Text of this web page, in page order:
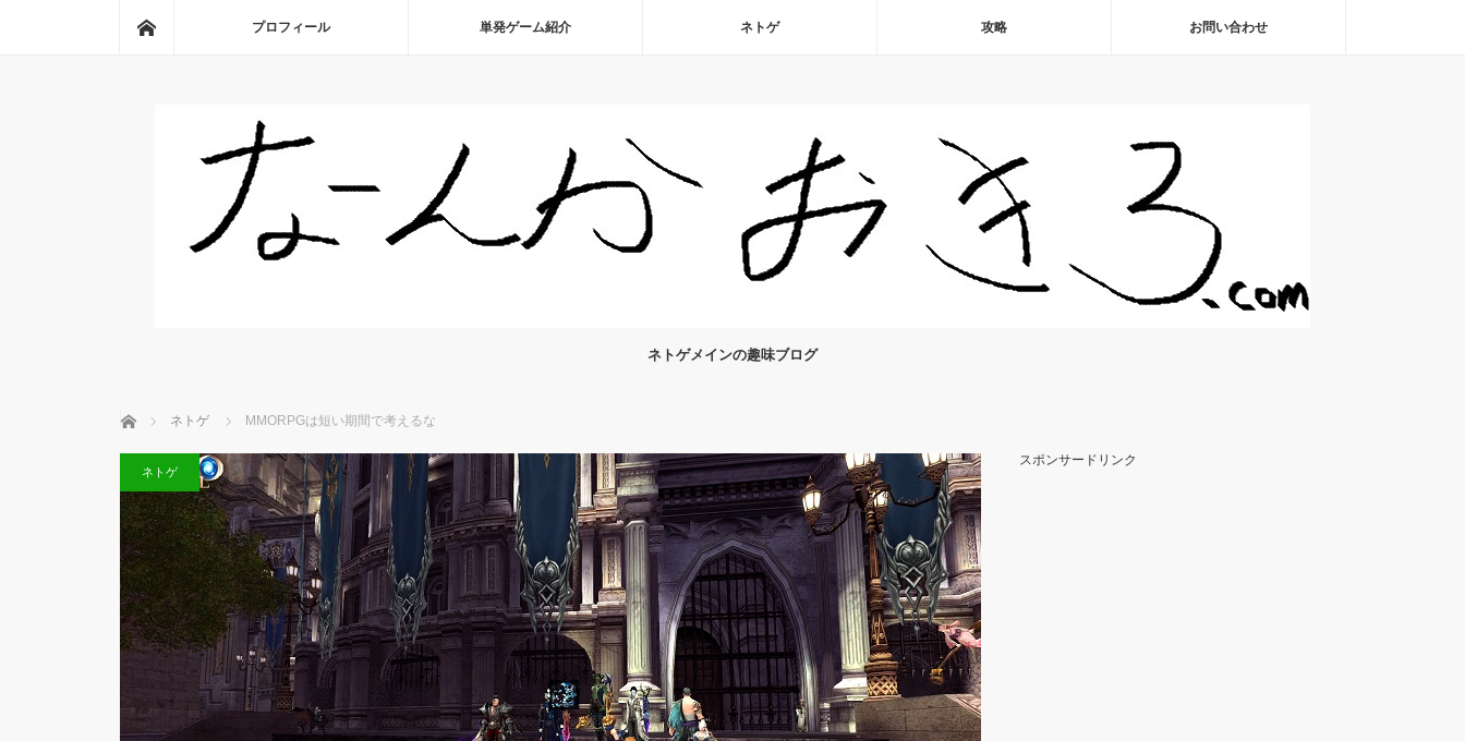
プロフィール 単発ゲーム紹介 ネトゲ 攻略 お問い合わせ
ネトゲメインの趣味ブログ
ホーム ネトゲ MMORPGは短い期間で考えるな
ネトゲ
スポンサードリンク